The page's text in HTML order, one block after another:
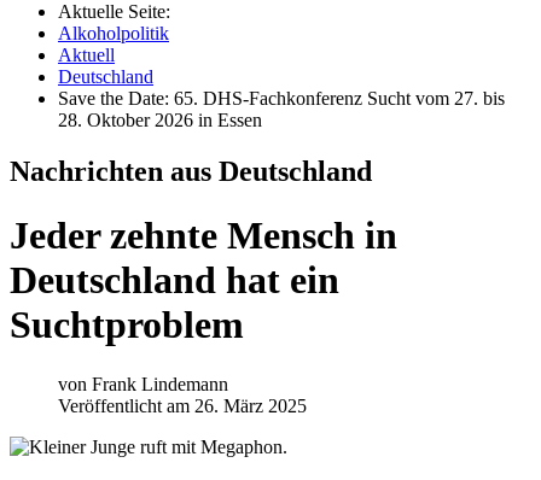
Aktuelle Seite:
Alkoholpolitik
Aktuell
Deutschland
Save the Date: 65. DHS-Fachkonferenz Sucht vom 27. bis
28. Oktober 2026 in Essen
Nachrichten aus Deutschland
Jeder zehnte Mensch in
Deutschland hat ein
Suchtproblem
von Frank Lindemann
Veröffentlicht am 26. März 2025